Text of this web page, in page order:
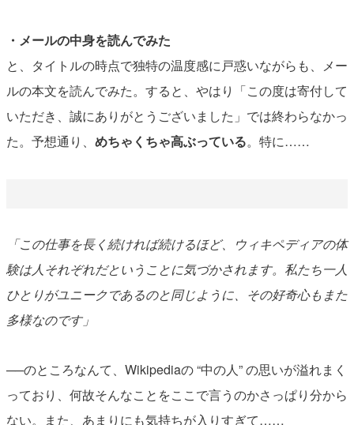
・メールの中身を読んでみた
と、タイトルの時点で独特の温度感に戸惑いながらも、メー
ルの本文を読んでみた。すると、やはり「この度は寄付して
いただき、誠にありがとうございました」では終わらなかっ
た。予想通り、 めちゃくちゃ高ぶっている。特に……
「この仕事を長く続ければ続けるほど、ウィキペディアの体
験は人それぞれだということに気づかされます。私たち一人
ひとりがユニークであるのと同じように、その好奇心もまた
多様なのです」
──のところなんて、Wikipediaの “中の人” の思いが溢れまく
っており、何故そんなことをここで言うのかさっぱり分から
ない。また、あまりにも気持ちが入りすぎて……